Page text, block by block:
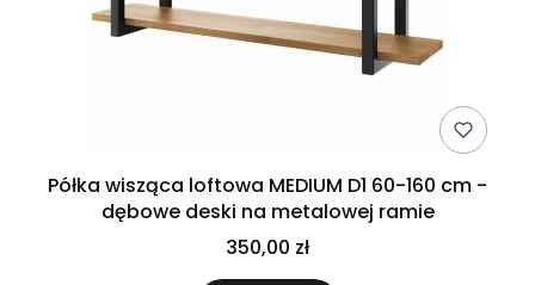
Półka wisząca loftowa MEDIUM D1 60-160 cm -
dębowe deski na metalowej ramie
350,00 zł